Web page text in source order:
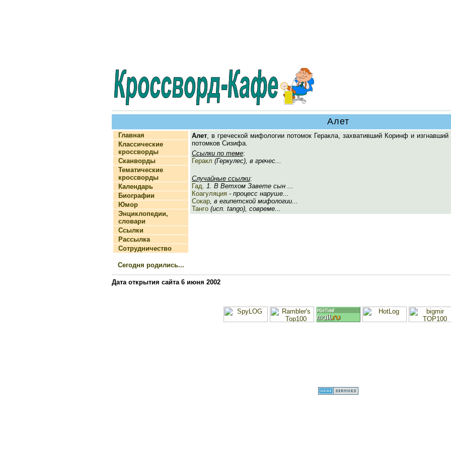
Алет
Главная
Классические
кроссворды
Сканворды
Тематические
кроссворды
Календарь
Биографии
Юмор
Энциклопедии,
словари
Ссылки
Рассылка
Сотрудничество
Сегодня родились...
Алет, в греческой мифологии потомок Геракла, захвативший Коринф и изгнавший
потомков Сизифа.
Ссылки по теме:
Геракл (Геркулес), в гречес...
Случайные ссылки:
Гад. 1. В Ветхом Завете сын ...
Коагуляция - процесс наруше...
Сокар, в египетской мифологии...
Танго (исп. tango), совреме...
Дата открытия сайта 6 июня 2002